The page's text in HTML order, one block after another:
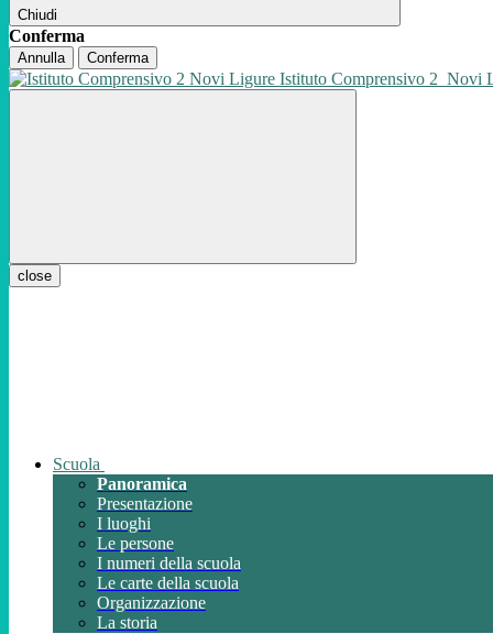
Chiudi
Conferma
Annulla Conferma
Istituto Comprensivo 2 Novi
close
Scuola
Panoramica
Presentazione
I luoghi
Le persone
I numeri della scuola
Le carte della scuola
Organizzazione
La storia